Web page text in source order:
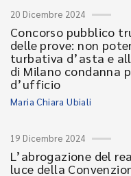
20 Dicembre 2024
Concorso pubblico
delle prove: non
turbativa d’asta e
di Milano condanna
d’ufficio
Maria Chiara Ubiali
19 Dicembre 2024
L’abrogazione del
luce della